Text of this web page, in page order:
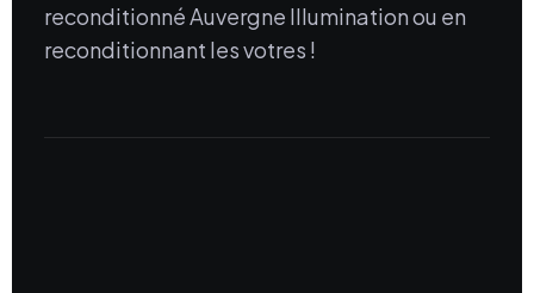
reconditionné Auvergne Illumination ou en
reconditionnant les votres !